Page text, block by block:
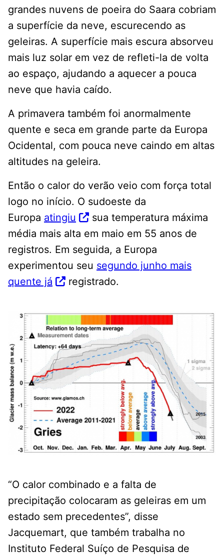
grandes nuvens de poeira do Saara cobriam
a superfície da neve, escurecendo as
geleiras. A superfície mais escura absorveu
mais luz solar em vez de refleti-la de volta
ao espaço, ajudando a aquecer a pouca
neve que havia caído.
A primavera também foi anormalmente
quente e seca em grande parte da Europa
Ocidental, com pouca neve caindo em altas
altitudes na geleira.
Então o calor do verão veio com força total
logo no início. O sudoeste da
Europa atingiu
sua temperatura máxima
média mais alta em maio em 55 anos de
registros. Em seguida, a Europa
experimentou seu segundo junho mais
quente já
registrado.
“O calor combinado e a falta de
precipitação colocaram as geleiras em um
estado sem precedentes”, disse
Jacquemart, que também trabalha no
Instituto Federal Suíço de Pesquisa de